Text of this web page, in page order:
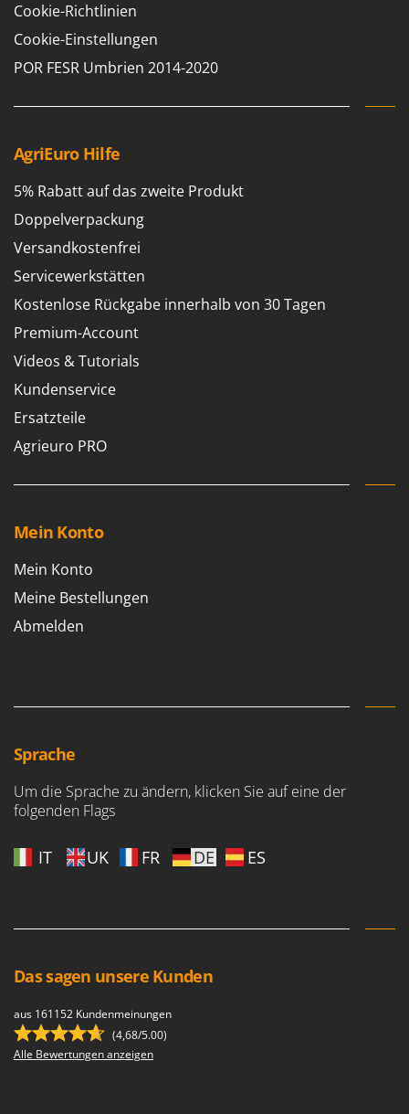
Cookie-Richtlinien
Cookie-Einstellungen
POR FESR Umbrien 2014-2020
AgriEuro Hilfe
5% Rabatt auf das zweite Produkt
Doppelverpackung
Versandkostenfrei
Servicewerkstätten
Kostenlose Rückgabe innerhalb von 30 Tagen
Premium-Account
Videos & Tutorials
Kundenservice
Ersatzteile
Agrieuro PRO
Mein Konto
Mein Konto
Meine Bestellungen
Abmelden
Sprache
Um die Sprache zu ändern, klicken Sie auf eine der
folgenden Flags
IT UK FR DE ES
Das sagen unsere Kunden
aus 161152 Kundenmeinungen
(4,68/5.00)
Alle Bewertungen anzeigen